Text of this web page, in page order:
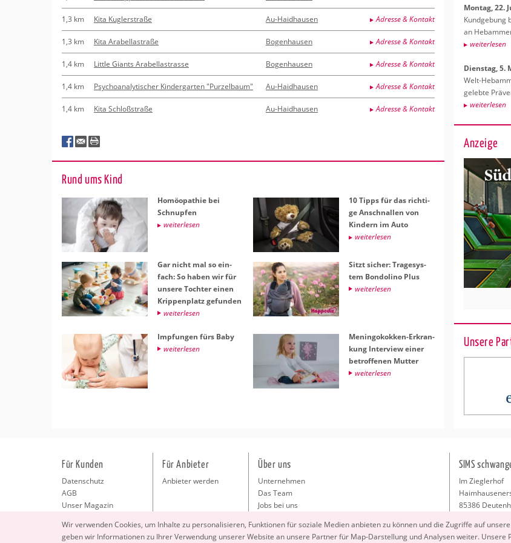
1,3 km Kita Kuglerstraße Au-Haidhausen Adresse & Kontakt
1,3 km Kita Arabellastraße Bogenhausen Adresse & Kontakt
1,4 km Little Giants Arabellastrasse Bogenhausen Adresse & Kontakt
1,4 km Psychoanalytischer Kindergarten "Purzelbaum" Au-Haidhausen Adresse & Kontakt
1,4 km Kita Schloßstraße Au-Haidhausen Adresse & Kontakt
Rund ums Kind
Ho­möo­pa­thie bei
Schnup­fen
wei­ter­le­sen
10 Tipps für das rich­ti­
ge An­schnal­len von
Kin­dern im Auto
wei­ter­le­sen
Gar nicht mal so ein­
fach: So haben wir für
un­se­re Toch­ter einen
Krip­pen­platz ge­fun­den
wei­ter­le­sen
Sitzt si­cher: Tra­ge­sys­
tem Bon­do­li­no Plus
wei­ter­le­sen
Imp­fun­gen fürs Baby
wei­ter­le­sen
Me­nin­go­kok­ken-Er­kran­
kung In­ter­view einer
be­trof­fe­nen Mut­ter
wei­ter­le­sen
Mon­tag, 22.
Kund­ge­bung
an
wei­ter­le­sen
Diens­tag, 5.
Welt-
ge­leb­te
wei­ter­le­sen
Anzeige
Unsere
Wir ver­wen­den Coo­kies, um In­hal­te zu per­so­na­li­sie­ren, Funk­tio­nen für so­zia­le Me­di­en an­bie­ten zu kön­nen und die Zu­grif­fe auf
geben wir In­for­ma­tio­nen zu Ihrer Ver­wen­dung un­se­rer Web­site an un­se­re Part­ner für Map-Dar­stel­lung und Ana­ly­sen wei­ter.
Für Kunden
Datenschutz
AGB
Unser Magazin
Für Anbieter
Anbieter werden
Über uns
Unternehmen
Das Team
Jobs bei uns
Kontakt
SIMS
Im Zieglerhof
85386